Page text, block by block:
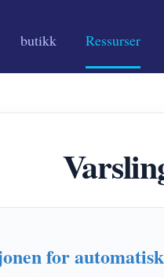
butikk Ressurser
for